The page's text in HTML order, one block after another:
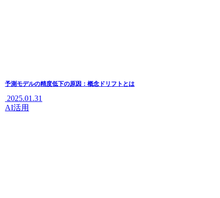
予測モデルの精度低下の原因：概念ドリフトとは
2025.01.31
AI活用